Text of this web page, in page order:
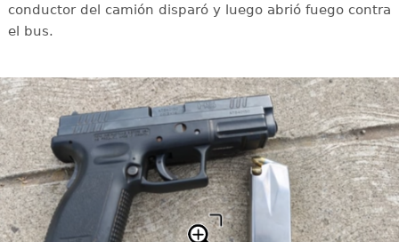
conductor del camión disparó y luego abrió fuego contra
el bus.